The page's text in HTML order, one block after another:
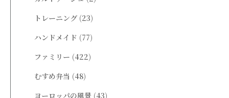
トレーニング (23)
ハンドメイド (77)
ファミリー (422)
むすめ弁当 (48)
ヨーロッパの風景 (43)